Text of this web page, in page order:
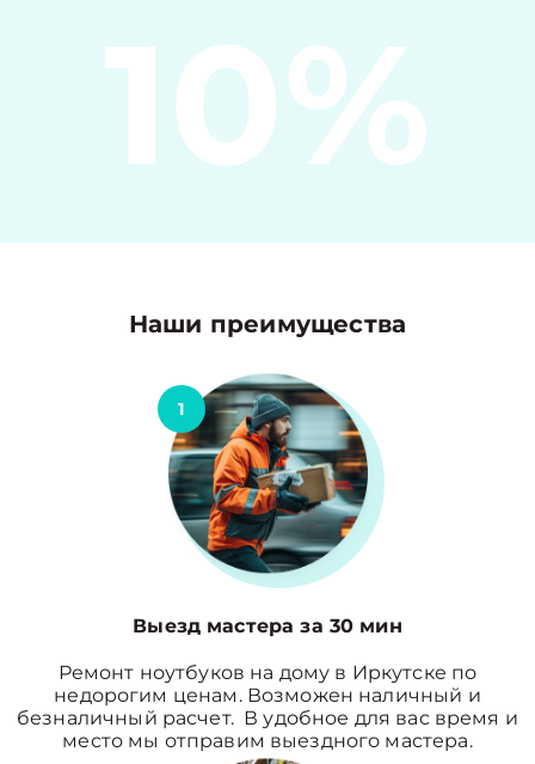
10%
Наши преимущества
1
Выезд мастера за 30 мин
Ремонт ноутбуков на дому в Иркутске по
недорогим ценам. Возможен наличный и
безналичный расчет. В удобное для вас время и
место мы отправим выездного мастера.